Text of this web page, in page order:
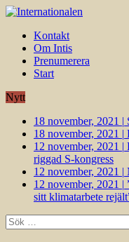
Kontakt
Om Intis
Prenumerera
Start
Nytt
18 november, 2021 |
18 november, 2021 |
12 november, 2021 |
riggad S-kongress
12 november, 2021 |
12 november, 2021 |
sitt klimatarbete
Sök
efter: